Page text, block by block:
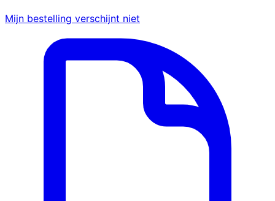
Mijn bestelling verschijnt niet